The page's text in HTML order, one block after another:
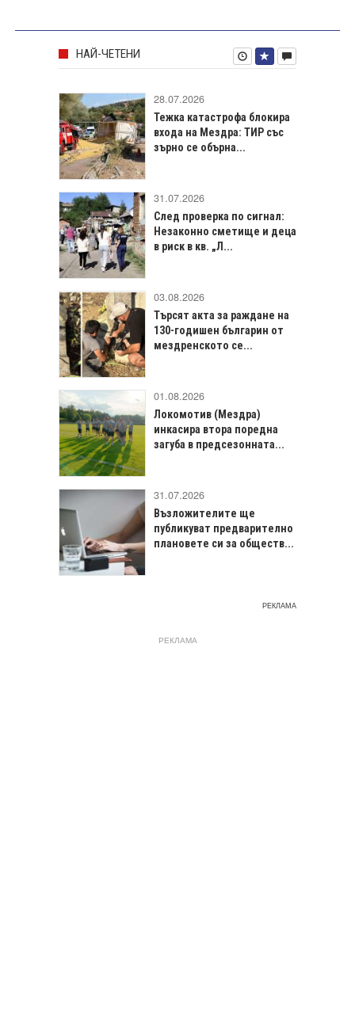
НАЙ-ЧЕТЕНИ
28.07.2026
Тежка катастрофа блокира
входа на Мездра: ТИР със
зърно се обърна...
31.07.2026
След проверка по сигнал:
Незаконно сметище и деца
в риск в кв. „Л...
03.08.2026
Търсят акта за раждане на
130-годишен българин от
мездренското се...
01.08.2026
Локомотив (Мездра)
инкасира втора поредна
загуба в предсезонната...
31.07.2026
Възложителите ще
публикуват предварително
плановете си за обществ...
РЕКЛАМА
РЕКЛАМА